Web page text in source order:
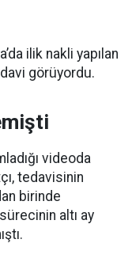
ilik nakli yapılan
görüyordu.
videoda
tedavisinin
birinde
altı ay